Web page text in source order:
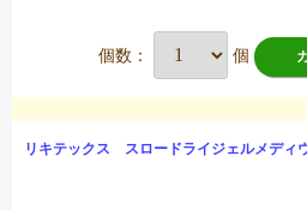
個数： 個
リキテックス スロードライジェルメディ